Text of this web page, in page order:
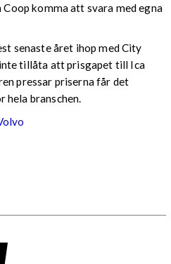
Coop komma att svara med egna
senaste året ihop med City
tillåta att prisgapet till Ica
pressar priserna får det
hela branschen.